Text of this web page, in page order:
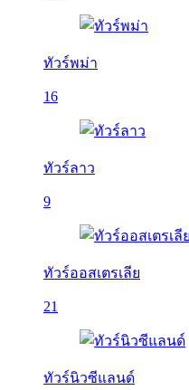
ทัวร์พม่า
16
ทัวร์ลาว
9
ทัวร์ออสเตรเลีย
21
ทัวร์นิวซีแลนด์